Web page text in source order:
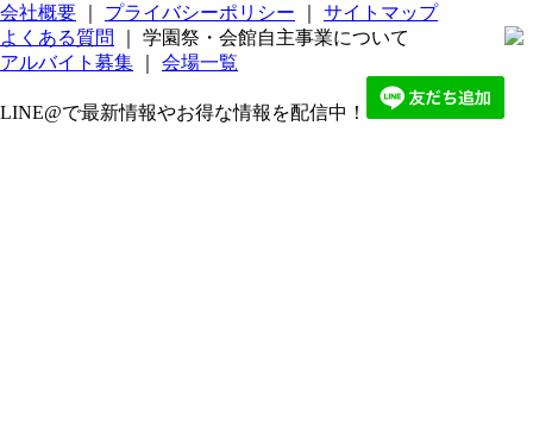
会社概要 プライバシーポリシー
サイトマップ
よくある質問
｜ 学園祭・会館自主事業について
アルバイト募集
会場一覧
LINE@で最新情報やお得な情報を配信中！